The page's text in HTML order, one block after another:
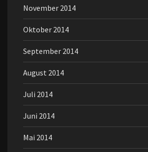
November 2014
Oktober 2014
September 2014
August 2014
Juli 2014
Juni 2014
Mai 2014